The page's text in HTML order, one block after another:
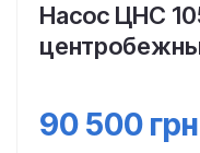
Насос ЦНС
90 500 грн